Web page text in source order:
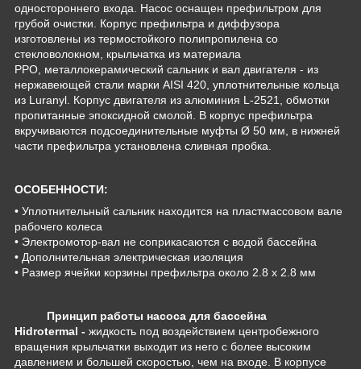
одностороннего входа. Насос оснащен префильтром для
грубой очистки. Корпус префильтра и диффузора
изготовлены из термостойкого полипропилена со
стекловолокном, крыльчатка из материала
PPO, металлокерамический сальник и вал двигателя - из
нержавеющей стали марки AISI 420, уплотнительные кольца
из Luranyl. Корпус двигателя из алюминия L-2521, обмотки
пропитанные эпоксидной смолой. В корпус префильтра
вкручиваются подсоединительные муфты Ø 50 мм, в нижней
части префильтра установлена сливная пробка.
ОСОБЕННОСТИ:
• Уплотнительный сальник находится на пластмассовом вале
рабочего колеса
• Электромотор-вал не соприкасаются с водой бассейна
• Дополнительная электрическая изоляция
• Размер ячейки корзины префильтра около 2.8 х 2.8 мм
Принцип работы насоса для бассейна
Hidrotermal - жидкость под воздействием центробежного
вращения крыльчатки выходит из него с более высоким
давлением и большей скоростью, чем на входе. В корпусе